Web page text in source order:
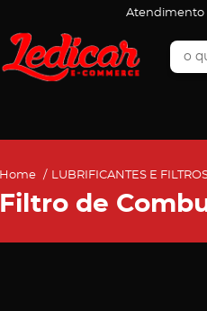
Atendimento
Home LUBRIFICANTES E
Filtro de